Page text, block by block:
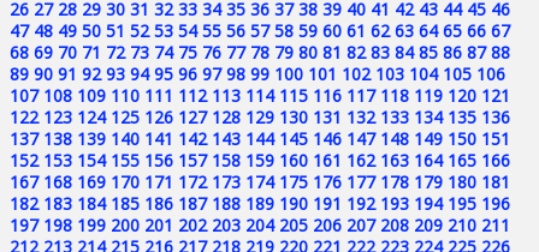
26 27 28 29 30 31 32 33 34 35 36 37 38 39 40 41 42 43 44 45 46
47 48 49 50 51 52 53 54 55 56 57 58 59 60 61 62 63 64 65 66 67
68 69 70 71 72 73 74 75 76 77 78 79 80 81 82 83 84 85 86 87 88
89 90 91 92 93 94 95 96 97 98 99 100 101 102 103 104 105 106
107 108 109 110 111 112 113 114 115 116 117 118 119 120 121
122 123 124 125 126 127 128 129 130 131 132 133 134 135 136
137 138 139 140 141 142 143 144 145 146 147 148 149 150 151
152 153 154 155 156 157 158 159 160 161 162 163 164 165 166
167 168 169 170 171 172 173 174 175 176 177 178 179 180 181
182 183 184 185 186 187 188 189 190 191 192 193 194 195 196
197 198 199 200 201 202 203 204 205 206 207 208 209 210 211
212 213 214 215 216 217 218 219 220 221 222 223 224 225 226